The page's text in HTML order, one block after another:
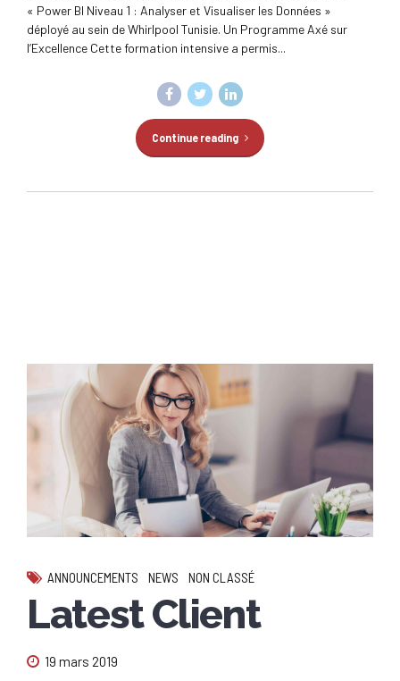
« Power BI Niveau 1 : Analyser et Visualiser les Données »
déployé au sein de Whirlpool Tunisie. Un Programme Axé sur
l’Excellence Cette formation intensive a permis...
Continue reading
ANNOUNCEMENTS NEWS NON CLASSÉ
Latest Client
19 mars 2019